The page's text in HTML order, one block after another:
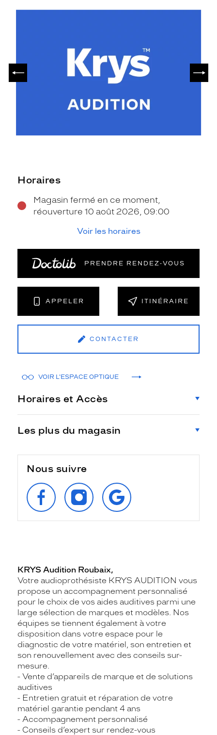
Horaires
Magasin fermé en ce moment,
réouverture 10 août 2026, 09:00
Voir les horaires
PRENDRE RENDEZ‑VOUS
APPELER ITINÉRAIRE
CONTACTER
VOIR L'ESPACE OPTIQUE
Horaires et Accès
Les plus du magasin
Nous suivre
SUIVEZ‑NOUS
SUR
FACEBOOK
SUIVEZ‑NOUS
SUR
INSTAGRAM
RETROUVEZ‑NOUS
SUR
GOOGLE
KRYS Audition Roubaix,
Votre audioprothésiste KRYS AUDITION vous
propose un accompagnement personnalisé
pour le choix de vos aides auditives parmi une
large sélection de marques et modèles. Nos
équipes se tiennent également à votre
disposition dans votre espace pour le
diagnostic de votre matériel, son entretien et
son renouvellement avec des conseils sur-
mesure.
- Vente d’appareils de marque et de solutions
auditives
- Entretien gratuit et réparation de votre
matériel garantie pendant 4 ans
- Accompagnement personnalisé
- Conseils d’expert sur rendez-vous